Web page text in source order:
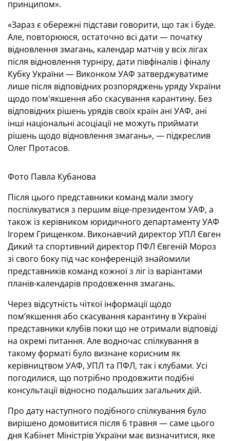
принципом».
«Зараз є обережні підстави говорити, що так і буде.
Але, повторююся, остаточно всі дати — початку
відновлення змагань, календар матчів у всіх лігах
після відновлення турніру, дати півфіналів і фіналу
Кубку України — Виконком УАФ затверджуватиме
лише після відповідних розпоряджень уряду України
щодо пом'якшення або скасування карантину. Без
відповідних рішень урядів своїх країн ані УАФ, ані
інші національні асоціації не можуть приймати
рішень щодо відновлення змагань», — підкреслив
Олег Протасов.
Фото Павла Кубанова
Після цього представники команд мали змогу
поспілкуватися з першим віце-президентом УАФ, а
також із керівником юридичного департаменту УАФ
Ігорем Грищенком. Виконавчий директор УПЛ Євген
Дикий та спортивний директор ПФЛ Євгеній Мороз
зі свого боку під час конференцій знайомили
представників команд кожної з ліг із варіантами
планів-календарів продовження змагань.
Через відсутність чіткої інформації щодо
пом’якшення або скасування карантину в Україні
представники клубів поки що не отримали відповіді
на окремі питання. Але водночас спілкування в
такому форматі було визнане корисним як
керівництвом УАФ, УПЛ та ПФЛ, так і клубами. Усі
погодилися, що потрібно продовжити подібні
консультації відносно подальших загальних дій.
Про дату наступного подібного спілкування було
вирішено домовитися після 6 травня — саме цього
дня Кабінет Міністрів України має визначитися, яке